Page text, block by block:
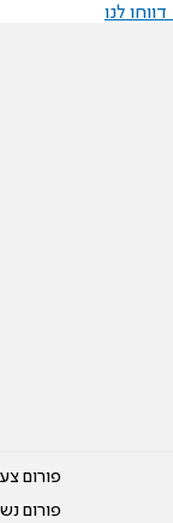
לנו
פורום
פורום